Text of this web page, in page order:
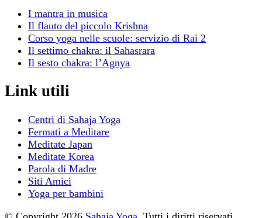
I mantra in musica
Il flauto del piccolo Krishna
Corso yoga nelle scuole: servizio di Rai 2
Il settimo chakra: il Sahasrara
Il sesto chakra: l’Agnya
Link utili
Centri di Sahaja Yoga
Fermati a Meditare
Meditate Japan
Meditate Korea
Parola di Madre
Siti Amici
Yoga per bambini